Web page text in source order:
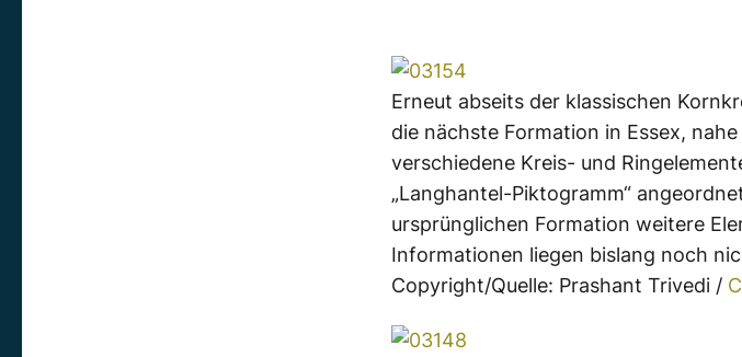
Erneut abseits der klassischen
die nächste Formation in Essex,
verschiedene Kreis- und
„Langhantel-Piktogramm“
ursprünglichen Formation weitere
Informationen liegen bislang noch
Copyright/Quelle: Prashant Trivedi /